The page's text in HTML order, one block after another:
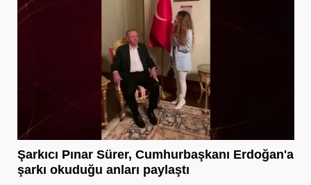
Şarkıcı Pınar Sürer, Cumhurbaşkanı Erdoğan'a
şarkı okuduğu anları paylaştı